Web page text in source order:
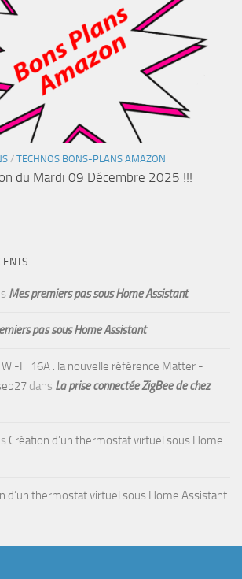
/ TECHNOS BONS-PLANS AMAZON
du Mardi 09 Décembre 2025 !!!
Mes premiers pas sous Home Assistant
pas sous Home Assistant
Wi-Fi 16A : la nouvelle référence Matter -
dans La prise connectée ZigBee de chez
Création d’un thermostat virtuel sous Home
d’un thermostat virtuel sous Home Assistant